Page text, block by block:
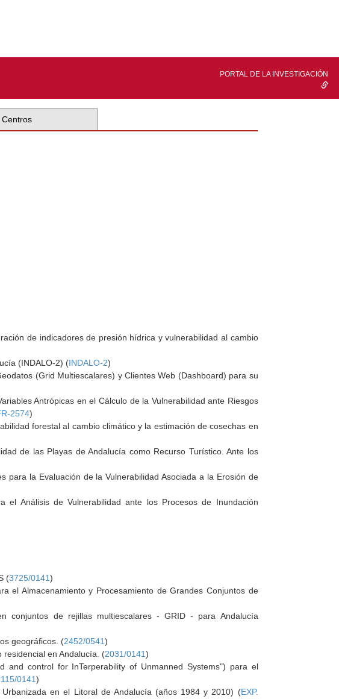
PORTAL DE LA INVESTIGACIÓN
Centros
de indicadores de presión hídrica y vulnerabilidad al cambio
(INDALO-2) (INDALO-2)
(Grid Multiescalares) y Clientes Web (Dashboard) para su
Antrópicas en el Cálculo de la Vulnerabilidad ante Riesgos
2574)
forestal al cambio climático y la estimación de cosechas en
de las Playas de Andalucía como Recurso Turístico. Ante los
para la Evaluación de la Vulnerabilidad Asociada a la Erosión de
el Análisis de Vulnerabilidad ante los Procesos de Inundación
(3725/0141)
el Almacenamiento y Procesamiento de Grandes Conjuntos de
conjuntos de rejillas multiescalares - GRID - para Andalucía
geográficos. (2452/0541)
residencial en Andalucía. (2031/0141)
and control for InTerperability of Unmanned Systems") para el
0141)
en el Litoral de Andalucía (años 1984 y 2010) (EXP.